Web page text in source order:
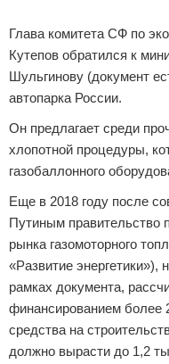
Глава комитета СФ по
Кутепов обратился к
Шульгинову (документ
автопарка России.
Он предлагает среди
хлопотной процедуры,
газобаллонного
Еще в 2018 году после
Путиным правительство
рынка газомоторного
«Развитие энергетики»),
рамках документа,
финансированием более
средства на
должно вырасти до 1,2